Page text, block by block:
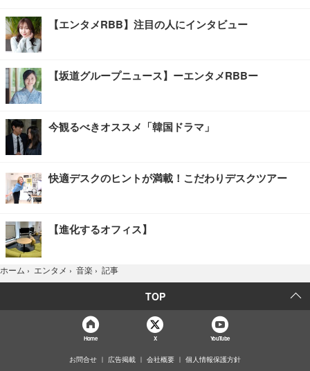
【エンタメRBB】注目の人にインタビュー
【坂道グループニュース】ーエンタメRBBー
今観るべきオススメ「韓国ドラマ」
快適デスクのヒントが満載！こだわりデスクツアー
【進化するオフィス】
ホーム › エンタメ › 音楽 › 記事
TOP
Home X YouTube
お問合せ 広告掲載 会社概要 個人情報保護方針